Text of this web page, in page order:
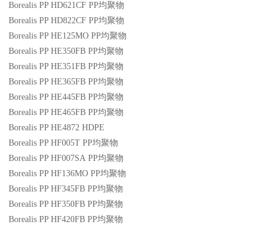
Borealis PP HD621CF PP均聚物
Borealis PP HD822CF PP均聚物
Borealis PP HE125MO PP均聚物
Borealis PP HE350FB PP均聚物
Borealis PP HE351FB PP均聚物
Borealis PP HE365FB PP均聚物
Borealis PP HE445FB PP均聚物
Borealis PP HE465FB PP均聚物
Borealis PP HE4872 HDPE
Borealis PP HF005T PP均聚物
Borealis PP HF007SA PP均聚物
Borealis PP HF136MO PP均聚物
Borealis PP HF345FB PP均聚物
Borealis PP HF350FB PP均聚物
Borealis PP HF420FB PP均聚物